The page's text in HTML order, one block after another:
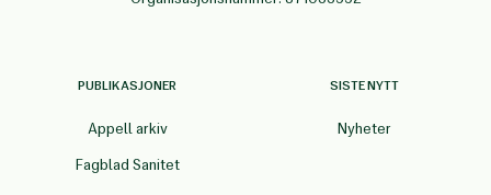
PUBLIKASJONER
Appell arkiv
Fagblad Sanitet
SISTE NYTT
Nyheter